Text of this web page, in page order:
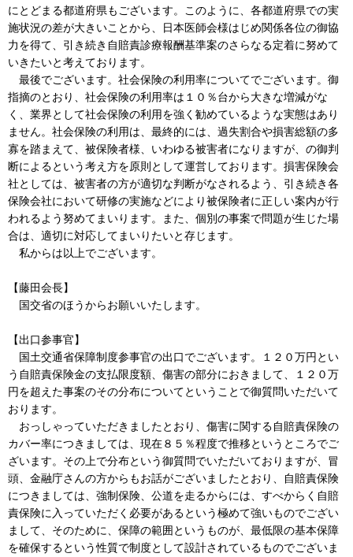
にとどまる都道府県もございます。このように、各都道府県での実
施状況の差が大きいことから、日本医師会様はじめ関係各位の御協
力を得て、引き続き自賠責診療報酬基準案のさらなる定着に努めて
いきたいと考えております。
最後でございます。社会保険の利用率についてでございます。御
指摘のとおり、社会保険の利用率は１０％台から大きな増減がな
く、業界として社会保険の利用を強く勧めているような実態はあり
ません。社会保険の利用は、最終的には、過失割合や損害総額の多
寡を踏まえて、被保険者様、いわゆる被害者になりますが、の御判
断によるという考え方を原則として運営しております。損害保険会
社としては、被害者の方が適切な判断がなされるよう、引き続き各
保険会社において研修の実施などにより被保険者に正しい案内が行
われるよう努めてまいります。また、個別の事案で問題が生じた場
合は、適切に対応してまいりたいと存じます。
私からは以上でございます。
【藤田会長】
国交省のほうからお願いいたします。
【出口参事官】
国土交通省保障制度参事官の出口でございます。１２０万円とい
う自賠責保険金の支払限度額、傷害の部分におきまして、１２０万
円を超えた事案のその分布についてということで御質問いただいて
おります。
おっしゃっていただきましたとおり、傷害に関する自賠責保険の
カバー率につきましては、現在８５％程度で推移というところでご
ざいます。その上で分布という御質問でいただいておりますが、冒
頭、金融庁さんの方からもお話がございましたとおり、自賠責保険
につきましては、強制保険、公道を走るからには、すべからく自賠
責保険に入っていただく必要があるという極めて強いものでござい
まして、そのために、保障の範囲というものが、最低限の基本保障
を確保するという性質で制度として設計されているものでございま